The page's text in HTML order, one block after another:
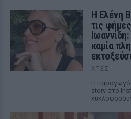
Η Ελένη
τις
καμία
ΧΤΕΣ
Η
story στο